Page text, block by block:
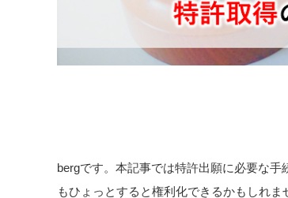
bergです。本記事では特許出願に必要な
もひょっとすると権利化できるかもしれま